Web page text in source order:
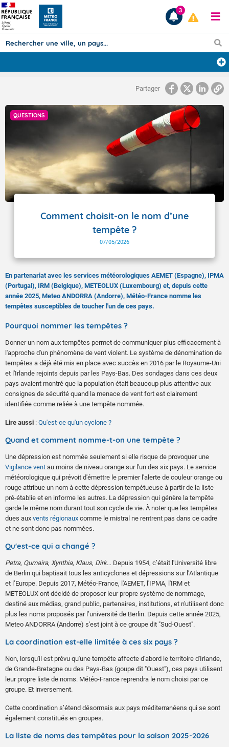
Prévisions
TOUS LES RÉSULTATS
Articles
3
Partager
QUESTIONS
Comment choisit-on le nom d’une
tempête ?
07/05/2026
En partenariat avec les services météorologiques AEMET (Espagne), IPMA
(Portugal), IRM (Belgique), METEOLUX (Luxembourg) et, depuis cette
année 2025, Meteo ANDORRA (Andorre), Météo-France nomme les
tempêtes susceptibles de toucher l'un de ces pays.
Pourquoi nommer les tempêtes ?
Donner un nom aux tempêtes permet de communiquer plus efficacement à
l'approche d'un phénomène de vent violent. Le système de dénomination de
tempêtes a déjà été mis en place avec succès en 2016 par le Royaume-Uni
et l'Irlande rejoints depuis par les Pays-Bas. Des sondages dans ces deux
pays avaient montré que la population était beaucoup plus attentive aux
consignes de sécurité quand la menace de vent fort est clairement
identifiée comme reliée à une tempête nommée.
Lire aussi : Qu'est-ce qu'un cyclone ?
Quand et comment nomme-t-on une tempête ?
Une dépression est nommée seulement si elle risque de provoquer une
Vigilance vent au moins de niveau orange sur l'un des six pays. Le service
météorologique qui prévoit d'émettre le premier l'alerte de couleur orange ou
rouge attribue un nom à cette dépression tempétueuse à partir de la liste
pré-établie et en informe les autres. La dépression qui génère la tempête
garde le même nom durant tout son cycle de vie. À noter que les tempêtes
dues aux vents régionaux comme le mistral ne rentrent pas dans ce cadre
et ne sont donc pas nommées.
Qu'est-ce qui a changé ?
Petra, Qumaira, Xynthia, Klaus, Dirk… Depuis 1954, c’était l'Université libre
de Berlin qui baptisait tous les anticyclones et dépressions sur l’Atlantique
et l’Europe. Depuis 2017, Météo-France, l'AEMET, l'IPMA, l'IRM et
METEOLUX ont décidé de proposer leur propre système de nommage,
destiné aux médias, grand public, partenaires, institutions, et n'utilisent donc
plus les noms proposés par l’université de Berlin. Depuis cette année 2025,
Meteo ANDORRA (Andorre) s'est joint à ce groupe dit "Sud-Ouest".
La coordination est-elle limitée à ces six pays ?
Non, lorsqu'il est prévu qu'une tempête affecte d'abord le territoire d'Irlande,
de Grande-Bretagne ou des Pays-Bas (goupe dit "Ouest"), ces pays utilisent
leur propre liste de noms. Météo-France reprendra le nom choisi par ce
groupe. Et inversement.
Cette coordination s’étend désormais aux pays méditerranéens qui se sont
également constitués en groupes.
La liste de noms des tempêtes pour la saison 2025-2026